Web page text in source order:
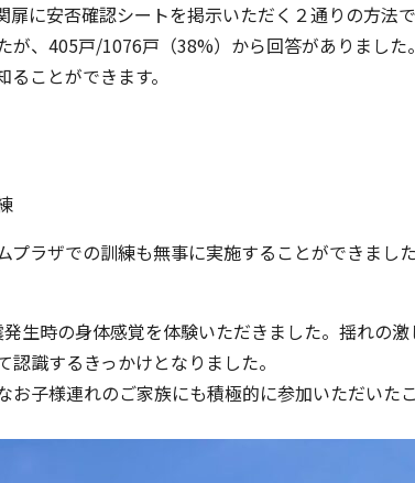
に安否確認シートを掲示いただく２通りの方法
が、405戸/1076戸（38%）から回答がありまし
ことができます。
ラザでの訓練も無事に実施することができました
生時の身体感覚を体験いただきました。揺れの
識するきっかけとなりました。
子様連れのご家族にも積極的に参加いただいた